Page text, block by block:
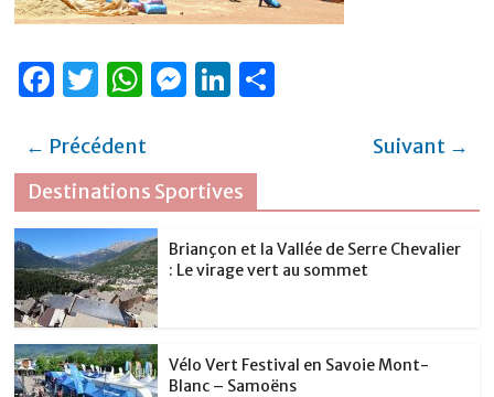
F
c
e
b
o
o
k
T
it
te
r
W
at
s
A
p
p
M
e
n
g
Li
e
dI
n
er
← Précédent
Suivant →
Destinations Sportives
Briançon et la Vallée de Serre Chevalier
: Le virage vert au sommet
Vélo Vert Festival en Savoie Mont-
Blanc – Samoëns